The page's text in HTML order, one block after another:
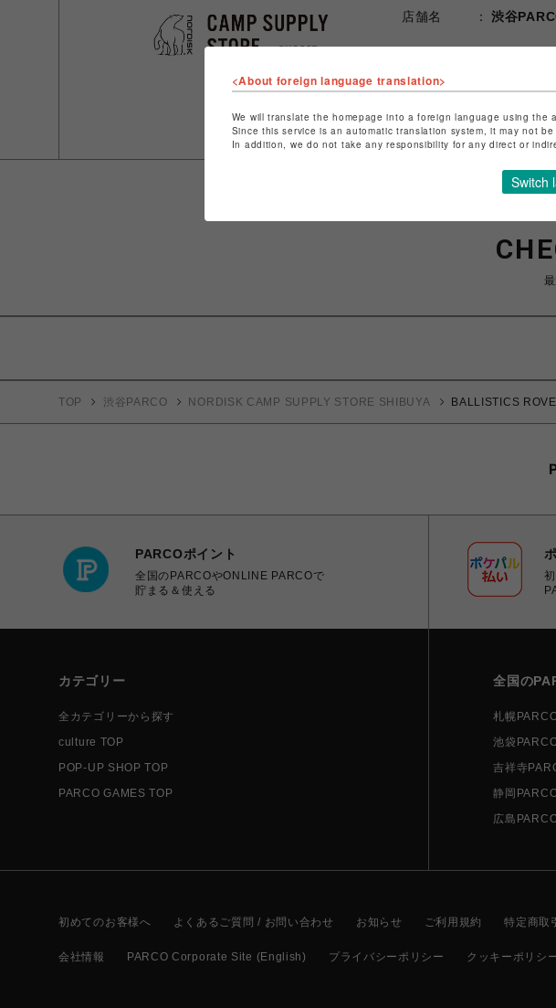
店舗名
渋谷
ショップお問い合わせは
TOP 渋谷PARCO NORDISK CAMP SUPPLY STORE SHIBUYA BALLISTICS
PARCOポイント
全国のPARCOやONLINE PARCOで
貯まる＆使える
カテゴリー
全カテゴリーから探す
culture TOP
POP-UP SHOP TOP
PARCO GAMES TOP
全国の
札幌
池袋
吉祥寺
静岡
広島
初めてのお客様へ よくあるご質問 / お問い合わせ お知らせ ご利用規約 特定商取
会社情報 PARCO Corporate Site (English) プライバシーポリシー クッキーポリシ
<About foreign language translation>
We will translate the homepage into a foreign language using the
Since this service is an automatic translation system, it may not
In addition, we do not take any responsibility for any direct or
Switch